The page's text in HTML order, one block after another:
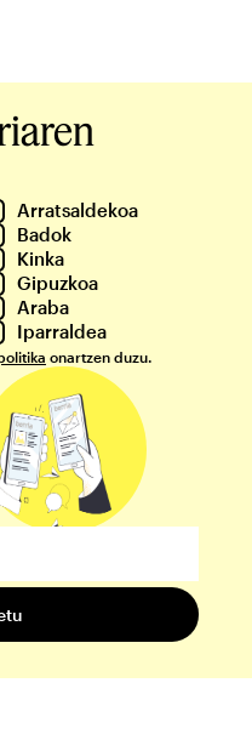
Arratsaldekoa
Badok
Kinka
Gipuzkoa
Araba
Iparraldea
onartzen duzu.